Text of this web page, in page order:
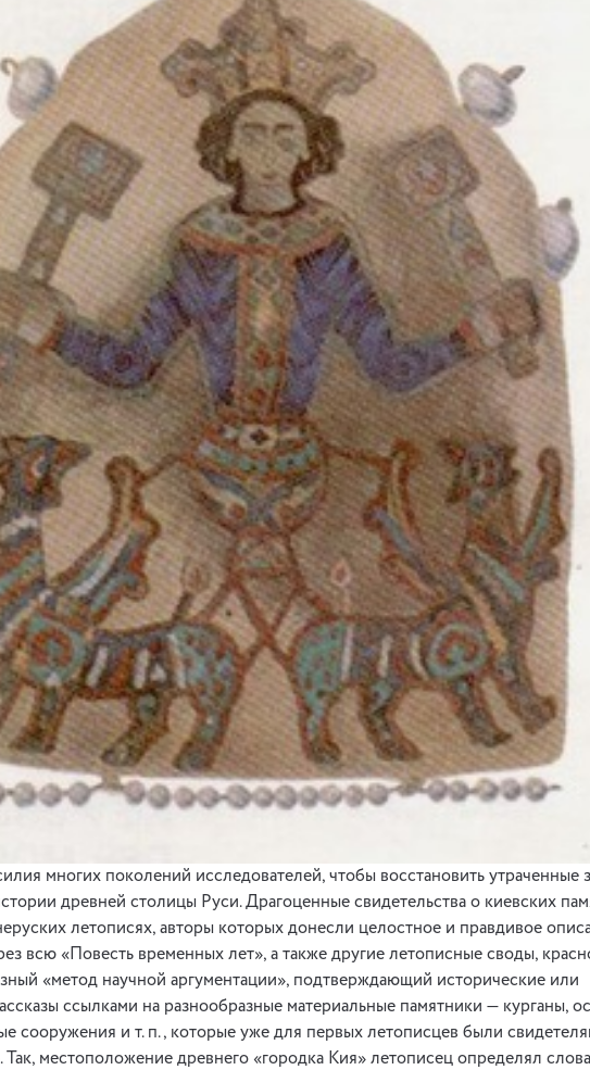
многих поколений исследователей, чтобы восстановить утраченные
древней столицы Руси. Драгоценные свидетельства о киевских
летописях, авторы которых донесли целостное и правдивое
всю «Повесть временных лет», а также другие летописные своды,
«метод научной аргументации», подтверждающий исторические или
ссылками на разнообразные материальные памятники — курганы,
сооружения и т. п., которые уже для первых летописцев были
Так, местоположение древнего «городка Кия» летописец определял